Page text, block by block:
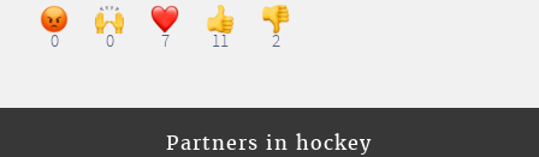
0 0 7 11 2
Partners in hockey